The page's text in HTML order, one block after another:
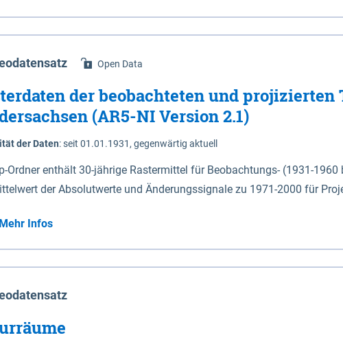
Open Data
der beobachteten und projizierten
(AR5-NI Version 2.1)
der Daten:seit 01.01.1931, gegenwärtig aktuell
Ordner enthält 30-jährige Rastermittel für Beobachtungs- (1931-
der Absolutwerte und Änderungssignale zu 1971-2000 für
(Jun. - Aug.) - au: Herbst (Sep. - Nov.) - wi: Winter (Dez. - Feb.) - hyr:
Jahr (Nov. - Okt.) - hsu: Hydrologisches Sommerhalbjahr
- vd: Vegetationsruhe (Okt. - Mär.) Neben den Rasterdaten ist eine
zu den Dateinamen und für eine Darstellung im GIS eine
code gegeben.
Mehr Infos